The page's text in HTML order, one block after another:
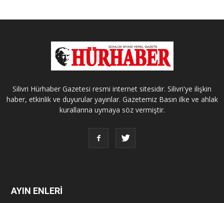
Silivri Hürhaber Gazetesi resmi internet sitesidir. Silivri'ye ilişkin
haber, etkinlik ve duyurular yayınlar. Gazetemiz Basın ilke ve ahlak
kurallarına uymaya söz vermiştir.
AYIN ENLERİ